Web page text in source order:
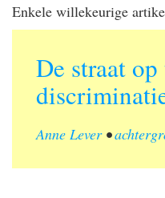
Enkele willekeurige
De straat op
Anne Lever•